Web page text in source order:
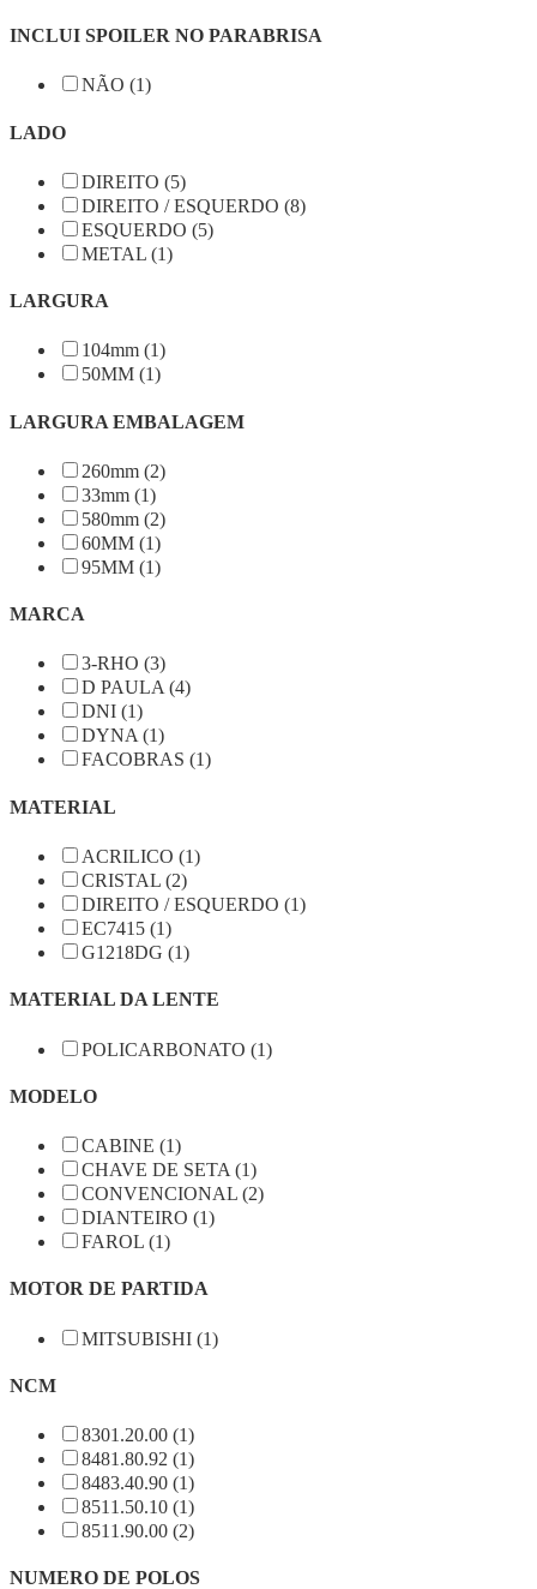
INCLUI SPOILER NO PARABRISA
NÃO (1)
LADO
DIREITO (5)
DIREITO / ESQUERDO (8)
ESQUERDO (5)
METAL (1)
LARGURA
104mm (1)
50MM (1)
LARGURA EMBALAGEM
260mm (2)
33mm (1)
580mm (2)
60MM (1)
95MM (1)
MARCA
3-RHO (3)
D PAULA (4)
DNI (1)
DYNA (1)
FACOBRAS (1)
MATERIAL
ACRILICO (1)
CRISTAL (2)
DIREITO / ESQUERDO (1)
EC7415 (1)
G1218DG (1)
MATERIAL DA LENTE
POLICARBONATO (1)
MODELO
CABINE (1)
CHAVE DE SETA (1)
CONVENCIONAL (2)
DIANTEIRO (1)
FAROL (1)
MOTOR DE PARTIDA
MITSUBISHI (1)
NCM
8301.20.00 (1)
8481.80.92 (1)
8483.40.90 (1)
8511.50.10 (1)
8511.90.00 (2)
NUMERO DE POLOS